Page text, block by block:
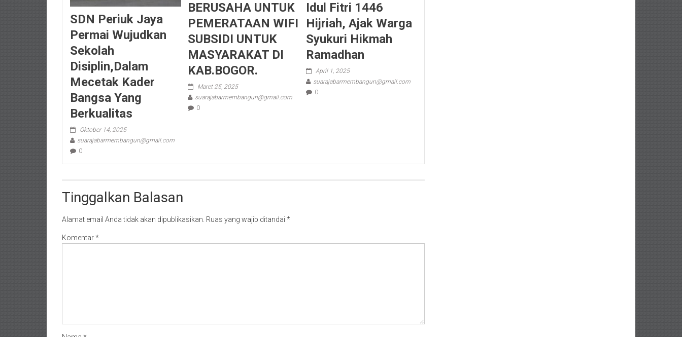
SDN Periuk Jaya
Permai Wujudkan
Sekolah
Disiplin,Dalam
Mecetak Kader
Bangsa Yang
Berkualitas
Oktober 14, 2025
suarajabarmembangun@gmail.com
0
BERUSAHA UNTUK
PEMERATAAN WIFI
SUBSIDI UNTUK
MASYARAKAT DI
KAB.BOGOR.
Maret 25, 2025
suarajabarmembangun@gmail.com
0
Idul Fitri 1446
Hijriah, Ajak Warga
Syukuri Hikmah
Ramadhan
April 1, 2025
suarajabarmembangun@gmail.com
0
Tinggalkan Balasan
Alamat email Anda tidak akan dipublikasikan. Ruas yang wajib ditandai *
Komentar*